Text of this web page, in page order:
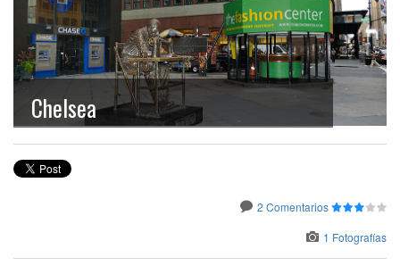
Chelsea
2 Comentarios
1 Fotografías